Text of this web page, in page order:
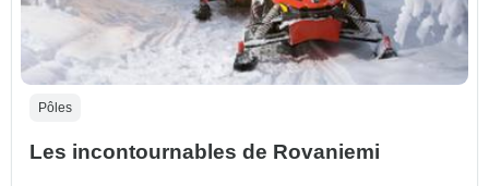
Pôles
Les incontournables de Rovaniemi